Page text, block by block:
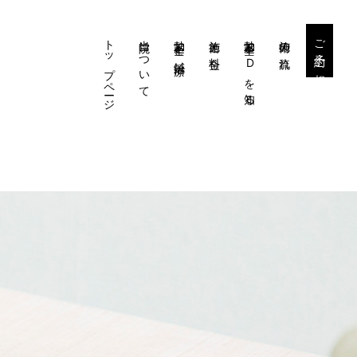
トップページ 当院について 勃起不全と鍼治療 施術と料金 勃起不全・EDを知る 施術の流れ ご予約・ご相談